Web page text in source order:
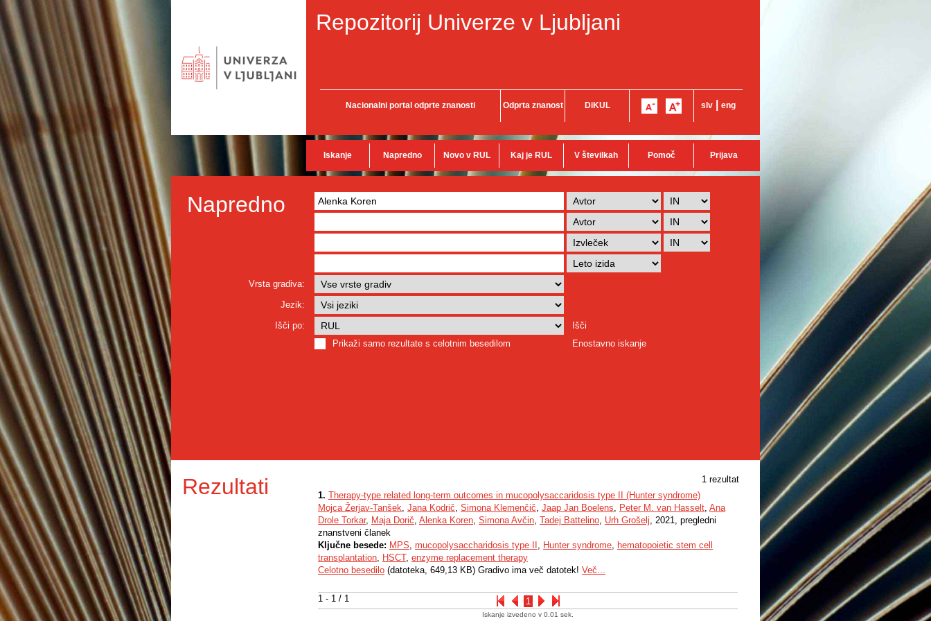
Repozitorij Univerze v Ljubljani
Nacionalni portal odprte znanosti Odprta znanost DiKUL slv eng
Iskanje Napredno Novo v RUL Kaj je RUL V številkah Pomoč Prijava
Napredno
Vrsta gradiva:
Jezik:
Išči po:
Išči
Prikaži samo rezultate s celotnim besedilom
Enostavno iskanje
Rezultati 1 rezultat
1 - 1 / 1 1
1. Therapy-type related long-term outcomes in mucopolysaccaridosis type II (Hunter syndrome)
Mojca Žerjav-Tanšek, Jana Kodrič, Simona Klemenčič, Jaap Jan Boelens, Peter M. van Hasselt, Ana
Drole Torkar, Maja Dorič, Alenka Koren, Simona Avčin, Tadej Battelino, Urh Grošelj, 2021, pregledni
znanstveni članek
Ključne besede: MPS, mucopolysaccharidosis type II , Hunter syndrome, hematopoietic stem cell
transplantation, HSCT, enzyme replacement therapy
Celotno besedilo (datoteka, 649,13 KB) Gradivo ima več datotek! Več...
Iskanje izvedeno v 0.01 sek.